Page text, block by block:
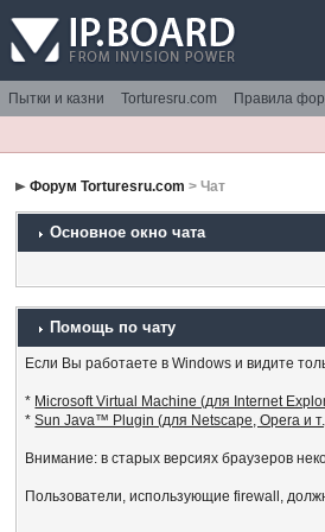
Пытки и казни Torturesru.com Правила
Форум Torturesru.com > Чат
Основное окно чата
Помощь по чату
Если Вы работаете в Windows и видите
* Microsoft Virtual Machine (для Internet
*Sun Java™ Plugin (для Netscape, Opera и
Внимание: в старых версиях браузеров
Пользователи, использующие firewall,